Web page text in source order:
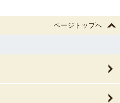
ページトップへ